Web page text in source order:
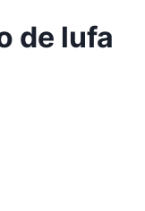
de lufa